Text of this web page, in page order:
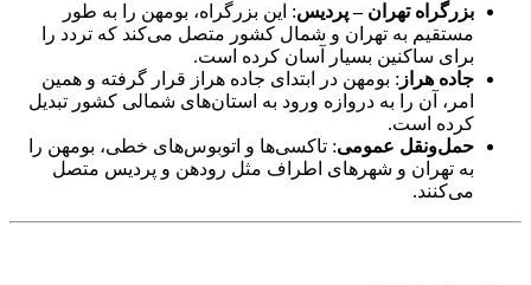
بزرگراه تهران – پردیس: این بزرگراه، بومهن را به طور
مستقیم به تهران و شمال کشور متصل می‌کند که تردد را
برای ساکنین بسیار آسان کرده است.
جاده هراز : بومهن در ابتدای جاده هراز قرار گرفته و همین
امر، آن را به دروازه ورود به استان‌های شمالی کشور تبدیل
کرده است.
حمل‌ونقل عمومی: تاکسی‌ها و اتوبوس‌های خطی، بومهن را
به تهران و شهرهای اطراف مثل رودهن و پردیس متصل
می‌کنند.